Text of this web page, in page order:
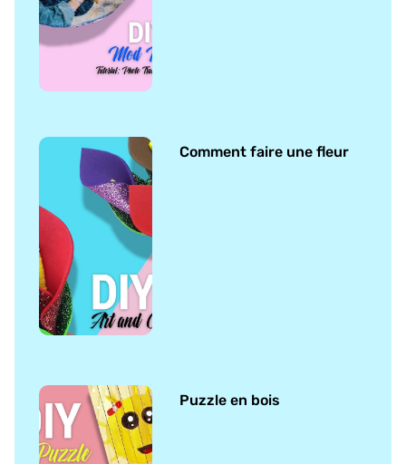
Comment faire une fleur
Puzzle en bois